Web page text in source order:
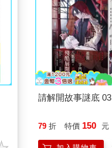
請解開故事謎底 03
79 折 特價 150 元